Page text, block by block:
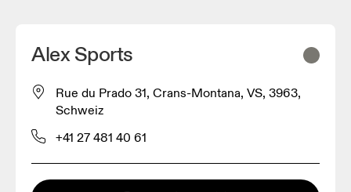
Alex Sports
Rue du Prado 31, Crans-Montana, VS, 3963,
Schweiz
+41 27 481 40 61